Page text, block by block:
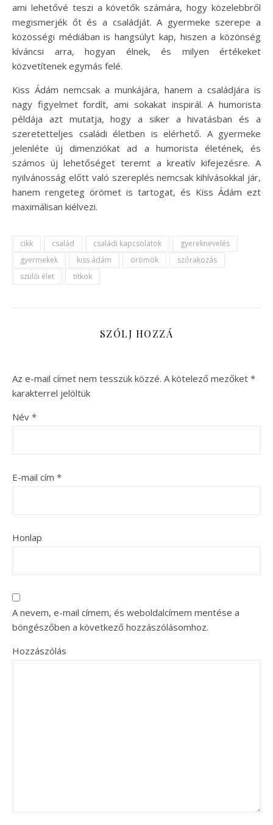
ami lehetővé teszi a követők számára, hogy közelebbről
megismerjék őt és a családját. A gyermeke szerepe a
közösségi médiában is hangsúlyt kap, hiszen a közönség
kíváncsi arra, hogyan élnek, és milyen értékeket
közvetítenek egymás felé.
Kiss Ádám nemcsak a munkájára, hanem a családjára is
nagy figyelmet fordít, ami sokakat inspirál. A humorista
példája azt mutatja, hogy a siker a hivatásban és a
szeretetteljes családi életben is elérhető. A gyermeke
jelenléte új dimenziókat ad a humorista életének, és
számos új lehetőséget teremt a kreatív kifejezésre. A
nyilvánosság előtt való szereplés nemcsak kihívásokkal jár,
hanem rengeteg örömet is tartogat, és Kiss Ádám ezt
maximálisan kiélvezi.
cikk család családi kapcsolatok
gyereknevelés
gyermekek
kiss ádám örömök
szórakozás
szülői élet
titkok
SZÓLJ HOZZÁ
Az e-mail címet nem tesszük közzé. A kötelező mezőket *
karakterrel jelöltük
Név *
E-mail cím *
Honlap
A nevem, e-mail címem, és weboldalcímem mentése a
böngészőben a következő hozzászólásomhoz.
Hozzászólás